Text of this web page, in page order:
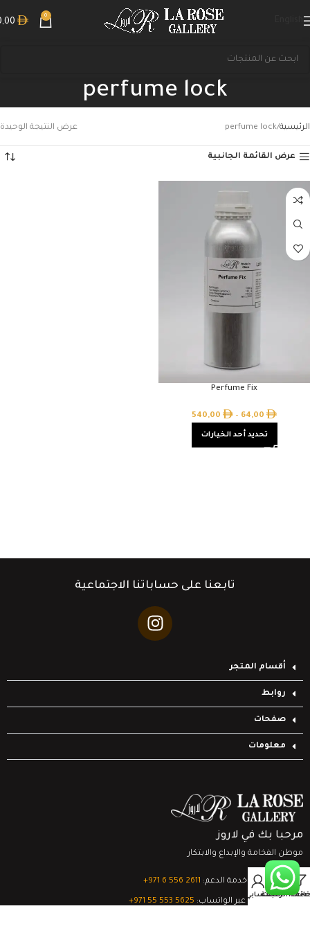
0
perfume lock
الرئيسية perfume lock عرض النتيجة الوحيدة
عرض القائمة الجانبية
Perfume Fix
64,00
–
540,00
تحديد أحد الخيارات
تابعنا على حساباتنا الاجتماعية
أقسام المتجر
روابط
صفحات
معلومات
مرحبا بك في لاروز
موطن الفخامة والإبداع والابتكار
تواصل مع خدمة الدعم: ‎+971 6 556 2611
الدعم الفني عبر الواتساب: ‎+971 55 553 5625
قائمة الرغبات
0
السلةحسابي